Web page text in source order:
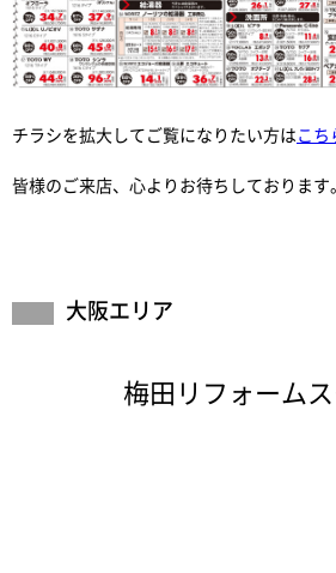
チラシを拡大してご覧になりたい方は こち
皆様のご来店、心よりお待ちしております
大阪エリア
梅田リフォーム